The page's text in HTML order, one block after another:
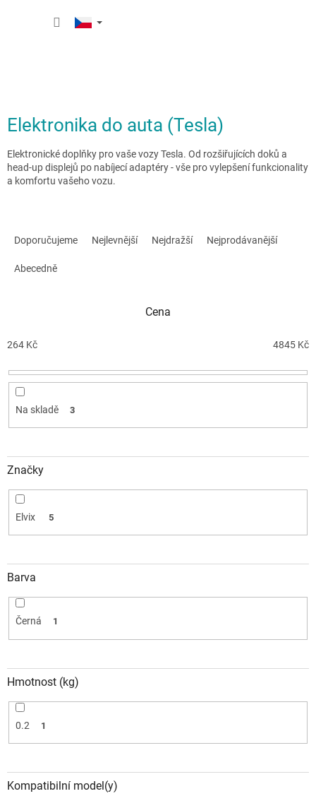
Elektronika do auta (Tesla)
Elektronické doplňky pro vaše vozy Tesla. Od rozšiřujících doků a
head-up displejů po nabíjecí adaptéry - vše pro vylepšení funkcionality
a komfortu vašeho vozu.
o
u
ů
Doporučujeme Nejlevnější Nejdražší Nejprodávanější
Abecedně
Cena
264 Kč 4845 Kč
Na skladě 3
Značky
Elvix 5
Barva
Černá 1
Hmotnost (kg)
0.2 1
Kompatibilní model(y)